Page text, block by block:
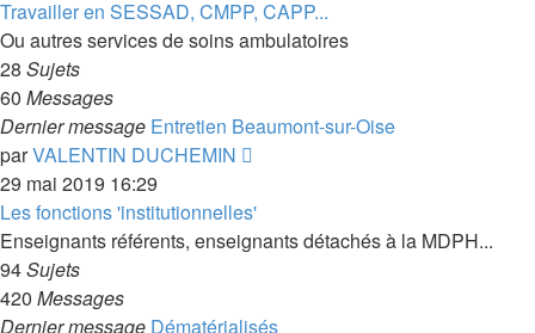
dernier
message
Travailler en SESSAD, CMPP, CAPP...
Ou autres services de soins ambulatoires
28 Sujets
60 Messages
Dernier message Entretien Beaumont-sur-Oise
parVALENTIN DUCHEMIN
dernier
message
29 mai 2019 16:29
Les fonctions 'institutionnelles'
Enseignants référents, enseignants détachés à la MDPH...
94Sujets
420 Messages
Dernier message Dématérialisés